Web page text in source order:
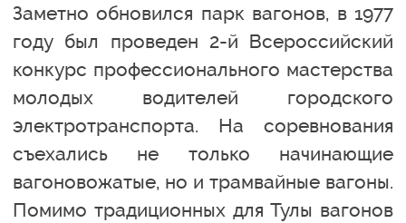
Заметно обновился парк вагонов, в 1977
году был проведен 2-й Всероссийский
конкурс профессионального мастерства
молодых водителей городского
электротранспорта. На соревнования
съехались не только начинающие
вагоновожатые, но и трамвайные вагоны.
Помимо традиционных для Тулы вагонов